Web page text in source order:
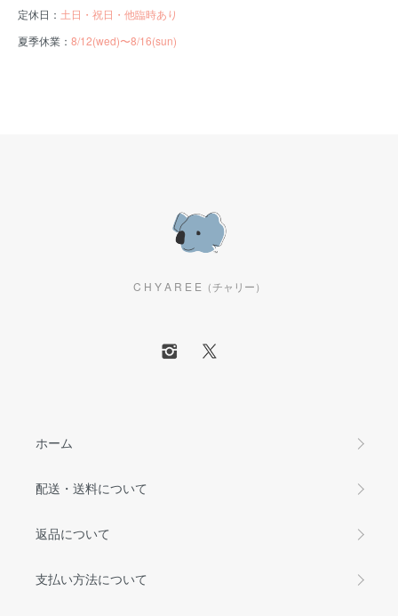
定休日： 土日・祝日・他臨時あり
夏季休業： 8/12(wed)〜8/16(sun)
C H Y A R E E（チャリー）
ホーム
配送・送料について
返品について
支払い方法について